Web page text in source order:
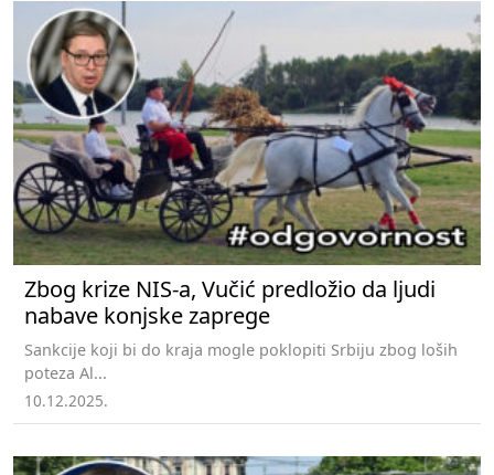
Zbog krize NIS-a, Vučić predložio da ljudi
nabave konjske zaprege
Sankcije koji bi do kraja mogle poklopiti Srbiju zbog loših
poteza Al...
10.12.2025.